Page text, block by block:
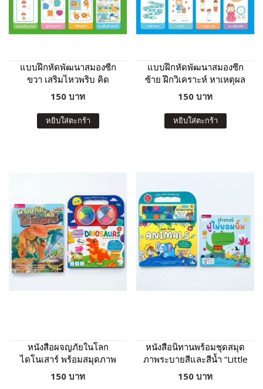
แบบฝึกหัดพัฒนาสมองซีก
ขวา เสริมไหวพริบ คิด
สร้างสรรค์
150 บาท
หยิบใส่ตะกร้า
แบบฝึกหัดพัฒนาสมองซีก
ซ้าย ฝึกวิเคราะห์ หาเหตุผล
150 บาท
หยิบใส่ตะกร้า
หนังสือผจญภัยในโลก
ไดโนเสาร์ พร้อมสมุดภาพ
และดินเบาปั้นแปะ
Dinosaurs : ภาพไดโนเสาร์
150 บาท
หนังสือนิทานพร้อมชุดสมุด
ภาพระบายสีและสีน้ำ “Little
Artist : Animals” ปกเหลือง
150 บาท